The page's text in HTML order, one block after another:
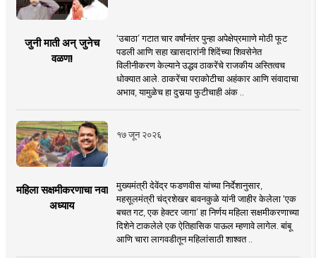
जुनी माती अन् जुनेच
वळण!
‘उबाठा’ गटात चार वर्षांनंतर पुन्हा अपेक्षेप्रमााणे मोठी फूट
पडली आणि सहा खासदारांनी शिंदेंच्या शिवसेनेत
विलीनीकरण केल्याने उद्धव ठाकरेंचे राजकीय अस्तित्वच
धोक्यात आले. ठाकरेंचा पराकोटीचा अहंकार आणि संवादाचा
अभाव, यामुळेच हा दुसर्‍या फुटीचाही अंक ..
१७ जून २०२६
महिला सक्षमीकरणाचा नवा
अध्याय
मुख्यमंत्री देवेंद्र फडणवीस यांच्या निर्देशानुसार,
महसूलमंत्री चंद्रशेखर बावनकुळे यांनी जाहीर केलेला ‘एक
बचत गट, एक हेक्टर जागा’ हा निर्णय महिला सक्षमीकरणाच्या
दिशेने टाकलेले एक ऐतिहासिक पाऊल म्हणावे लागेल. बांबू
आणि चारा लागवडीतून महिलांसाठी शाश्वत ..